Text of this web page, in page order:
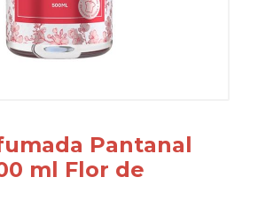
Pantanal
ml Flor de